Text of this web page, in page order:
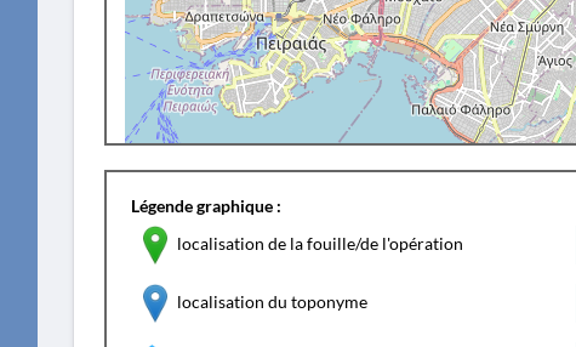
Légende graphique :
localisation de la fouille/de l'opération
localisation du toponyme